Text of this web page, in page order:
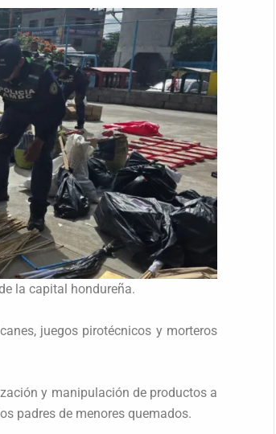
la capital hondureña.
juegos pirotécnicos y morteros
y manipulación de productos a
padres de menores quemados.